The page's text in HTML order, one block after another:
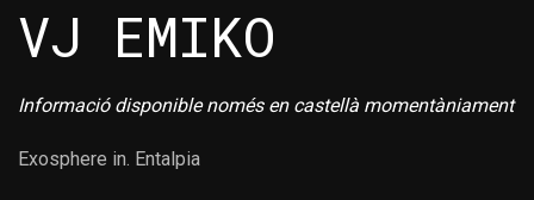
VJ EMIKO
Informació disponible només en castellà momentàniament
Exosphere in. Entalpia